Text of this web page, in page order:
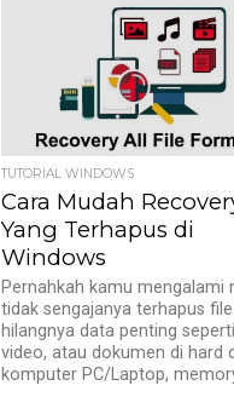
TUTORIAL WINDOWS
Cara Mudah
Yang Terhapus di
Windows
Pernahkah kamu mengalami
tidak sengajanya terhapus
hilangnya data penting
video, atau dokumen di hard
komputer PC/Laptop,